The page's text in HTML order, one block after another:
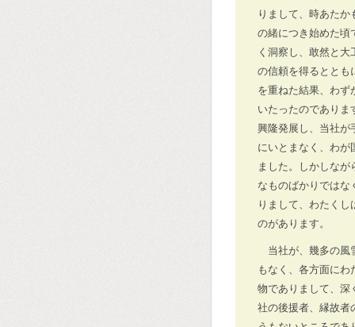
りまして、時あた
の緒につき始めた頃
く洞察し、敢然と
の信頼を得るととも
を重ねた結果、わず
いたったのでありま
興隆発展し、当社が
にいとまなく、わが
ました。しかしな
なものばかりではな
りまして、わたく
のがあります。
当社が、幾多の風
もなく、各方面に
物でありまして、深
社の後援者、縁故者